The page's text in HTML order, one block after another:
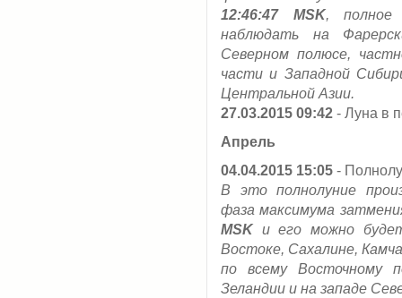
12:46:47 MSK, полное
наблюдать на
Северном полюсе,
части и Западной
Центральной Азии.
27.03.2015 09:42 - Луна в
Апрель
04.04.2015 15:05 -
В это полнолуние
фаза максимума
MSK и его можно
Востоке, Сахалине,
по всему Восточному
Зеландии и на западе